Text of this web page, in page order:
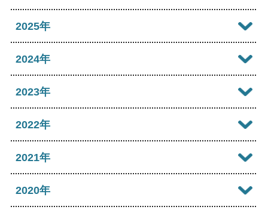
2026年08月
2026年06月
2026年04月
2026年03月
2026年02月
2025年
2025年12月
2025年10月
2025年08月
2025年06月
2024年
2024年12月
2024年09月
2024年07月
2023年
2023年12月
2023年09月
2022年
2022年12月
2022年07月
2021年
2021年12月
2020年